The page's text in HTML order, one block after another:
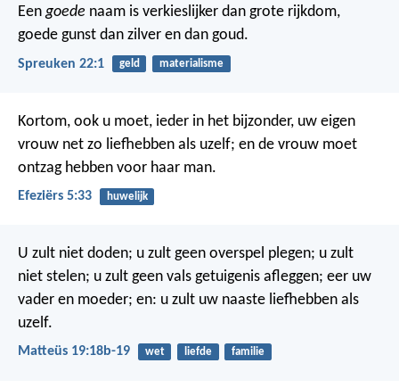
Eengoede naam is verkieslijker dan grote rijkdom,
goede gunst dan zilver en dan goud.
Spreuken 22:1 geld materialisme
Kortom, ook u moet, ieder in het bijzonder, uw eigen
vrouw net zo liefhebben als uzelf; en de vrouw moet
ontzag hebben voor haar man.
Efeziërs 5:33 huwelijk
U zult niet doden; u zult geen overspel plegen; u zult
niet stelen; u zult geen vals getuigenis afleggen; eer uw
vader en moeder; en: u zult uw naaste liefhebben als
uzelf.
Matteüs 19:18b-19 wet liefde familie